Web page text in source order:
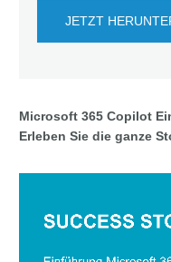
JETZT
Microsoft 365 Copilot
Erleben Sie die ganze